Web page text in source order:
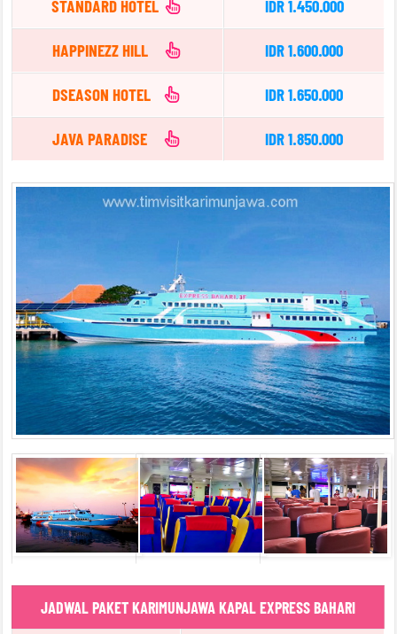
STANDARD HOTEL IDR 1.450.000
HAPPINEZZ HILL IDR 1.600.000
DSEASON HOTEL IDR 1.650.000
JAVA PARADISE IDR 1.850.000
JADWAL PAKET KARIMUNJAWA KAPAL EXPRESS BAHARI